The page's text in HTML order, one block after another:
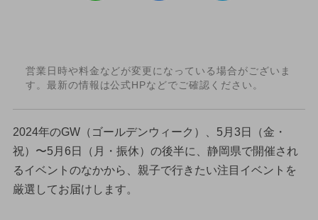
営業日時や料金などが変更になっている場合がございま
す。最新の情報は公式HPなどでご確認ください。
2024年のGW（ゴールデンウィーク）、5月3日（金・
祝）〜5月6日（月・振休）の後半に、静岡県で開催され
るイベントのなかから、親子で行きたい注目イベントを
厳選してお届けします。